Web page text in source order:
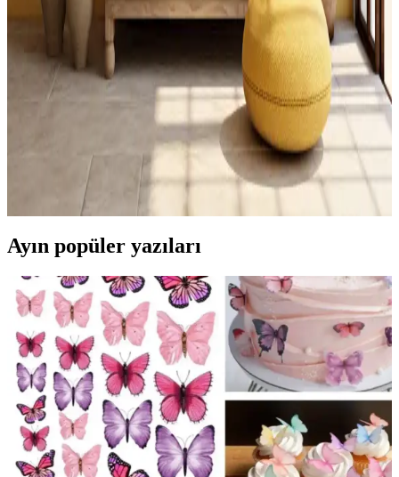
Küçük boşlukların dekorasyonunda ışık durumu, depolama
çözümleri ve kişisel kullanım alanları ön planda. Bitkiler, çok amaçlı
mobilyalar ve özel tasarımlarla alanlar fonksiyonel ve estetik hale
getirilebilir.
Ahşap Kirişli Evlerde Sage Green ve Bronz
Kulplarla Modern Dekorasyon Seçenekleri
Ahşap kirişler ve beyaz tezgahların bulunduğu evlerde sage green
dolaplar ve bronz kulplar, estetik ve fonksiyonel bir dekorasyon
sunar. Aydınlatma, depolama ve aksesuar seçimleriyle mekanın
atmosferi tamamlanır.
Ayın popüler yazıları